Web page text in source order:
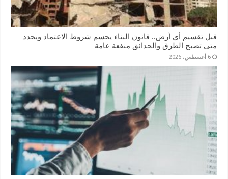
قبل تقسيم أي أرض.. قانون البناء يحسم شروط الاعتماد ويحدد
متى تصبح الطرق والحدائق منفعة عامة
6 أغسطس، 2026